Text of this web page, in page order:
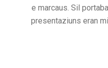
e marcaus. Sil
presentaziuns eran